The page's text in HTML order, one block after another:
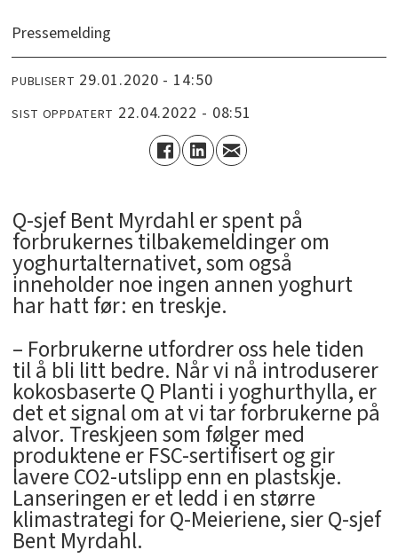
Pressemelding
PUBLISERT 29.01.2020 - 14:50
SIST OPPDATERT 22.04.2022 - 08:51
Q-sjef Bent Myrdahl er spent på
forbrukernes tilbakemeldinger om
yoghurtalternativet, som også
inneholder noe ingen annen yoghurt
har hatt før: en treskje.
– Forbrukerne utfordrer oss hele tiden
til å bli litt bedre. Når vi nå introduserer
kokosbaserte Q Planti i yoghurthylla, er
det et signal om at vi tar forbrukerne på
alvor. Treskjeen som følger med
produktene er FSC-sertifisert og gir
lavere CO2-utslipp enn en plastskje.
Lanseringen er et ledd i en større
klimastrategi for Q-Meieriene, sier Q-sjef
Bent Myrdahl.